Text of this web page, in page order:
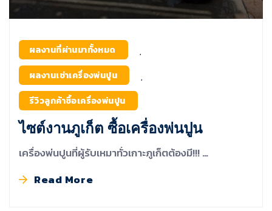
ผลงานที่ผ่านมาทั้งหมด ,
ผลงานเช่าเครื่องพ่นปูน ,
รีวิวลูกค้าซื้อเครื่องพ่นปูน
ไซต์งานภูเก็ต ซื้อเครื่องพ่นปูน
เครื่องพ่นปูนที่ผู้รับเหมาทั่วเกาะภูเก็ตต้องมี!!! …
Read More